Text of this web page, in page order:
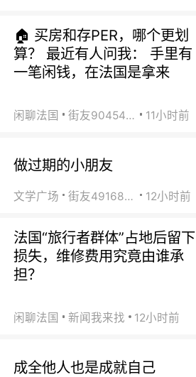
🏠 买房和存PER，哪个更划
算？ 最近有人问我： 手里有
一笔闲钱，在法国是拿来
闲聊法国 街友90454511 11小时前
做过期的小朋友
文学广场 街友49168527 12小时前
法国“旅行者群体”占地后留下
损失，维修费用究竟由谁承
担？
闲聊法国 新闻我来找 12小时前
成全他人也是成就自己